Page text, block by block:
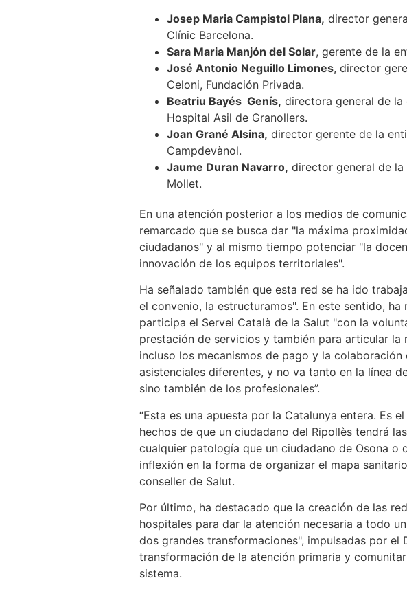
Josep Maria Campistol Plana, director
Clínic Barcelona.
Sara Maria Manjón del Solar, gerente de la
José Antonio Neguillo Limones, director
Celoni, Fundación Privada.
Beatriu Bayés Genís, directora general de la
Hospital Asil de Granollers.
Joan Grané Alsina, director gerente de la
Campdevànol.
Jaume Duran Navarro, director general de la
Mollet.
En una atención posterior a los medios de
remarcado que se busca dar "la máxima
ciudadanos" y al mismo tiempo potenciar "la
innovación de los equipos territoriales".
Ha señalado también que esta red se ha ido
el convenio, la estructuramos". En este sentido,
participa el Servei Català de la Salut "con la
prestación de servicios y también para articular la
incluso los mecanismos de pago y la
asistenciales diferentes, y no va tanto en la línea
sino también de los profesionales”.
“Esta es una apuesta por la Catalunya entera. Es
hechos de que un ciudadano del Ripollès tendrá
cualquier patología que un ciudadano de Osona o
inflexión en la forma de organizar el mapa
conseller de Salut.
Por último, ha destacado que la creación de las
hospitales para dar la atención necesaria a todo
dos grandes transformaciones", impulsadas por el
transformación de la atención primaria y
sistema.